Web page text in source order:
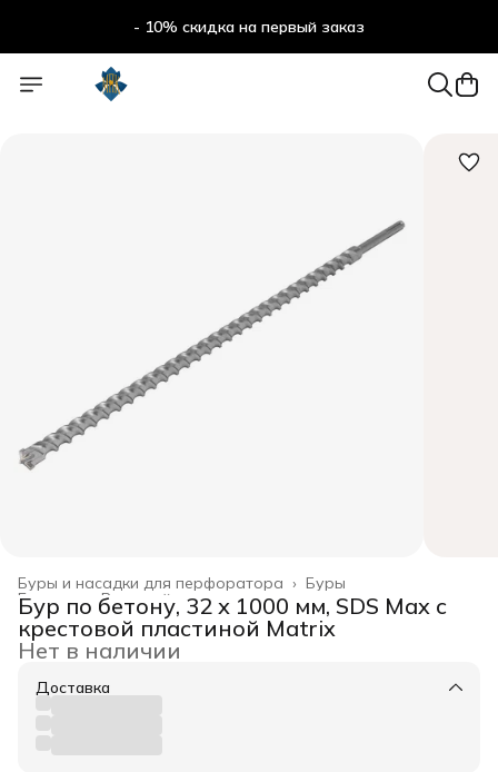
- 10% скидка на первый заказ
Буры
Буры и насадки для перфоратора ›
Режущий инструмент ›
Главная ›
Бур по бетону, 32 х 1000 мм, SDS Max c
крестовой пластиной Matrix
Нет в наличии
Доставка